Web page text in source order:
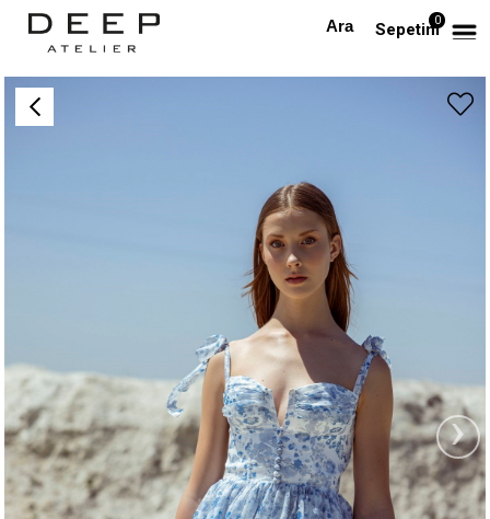
Sepetim0
Anasayfa Askılı Mavi Çiçek Desenli Mini Tasarım Elbise
›